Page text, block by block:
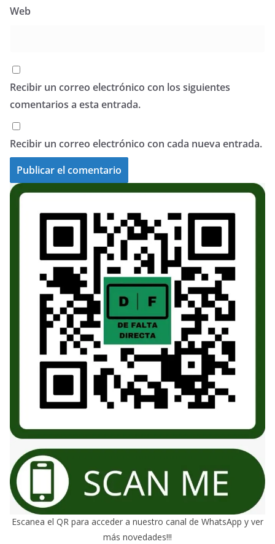
Web
Recibir un correo electrónico con los siguientes
comentarios a esta entrada.
Recibir un correo electrónico con cada nueva entrada.
Escanea el QR para acceder a nuestro canal de WhatsApp y ver
más novedades!!!